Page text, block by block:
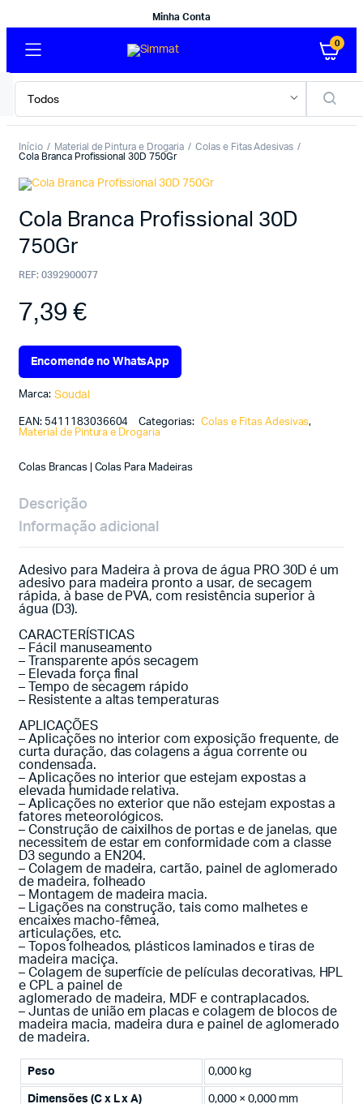
Minha Conta
0
Início Material de Pintura e Drogaria
Colas e Fitas Adesivas
Cola Branca Profissional 30D 750Gr
Cola Branca Profissional 30D
750Gr
REF: 0392900077
7,39€
Encomende no WhatsApp
Marca: Soudal
EAN: 5411183036604 Categorias: Colas e Fitas Adesivas,
Material de Pintura e Drogaria
Colas Brancas | Colas Para Madeiras
Descrição
Informação adicional
Adesivo para Madeira à prova de água PRO 30D é um
adesivo para madeira pronto a usar, de secagem
rápida, à base de PVA, com resistência superior à
água (D3).
CARACTERÍSTICAS
– Fácil manuseamento
– Transparente após secagem
– Elevada força final
– Tempo de secagem rápido
– Resistente a altas temperaturas
APLICAÇÕES
– Aplicações no interior com exposição frequente, de
curta duração, das colagens a água corrente ou
condensada.
– Aplicações no interior que estejam expostas a
elevada humidade relativa.
– Aplicações no exterior que não estejam expostas a
fatores meteorológicos.
– Construção de caixilhos de portas e de janelas, que
necessitem de estar em conformidade com a classe
D3 segundo a EN204.
– Colagem de madeira, cartão, painel de aglomerado
de madeira, folheado
– Montagem de madeira macia.
– Ligações na construção, tais como malhetes e
encaixes macho-fêmea,
articulações, etc.
– Topos folheados, plásticos laminados e tiras de
madeira maciça.
– Colagem de superfície de películas decorativas, HPL
e CPL a painel de
aglomerado de madeira, MDF e contraplacados.
– Juntas de união em placas e colagem de blocos de
madeira macia, madeira dura e painel de aglomerado
de madeira.
Peso 0,000 kg
Dimensões (C x L x A) 0,000 × 0,000 mm